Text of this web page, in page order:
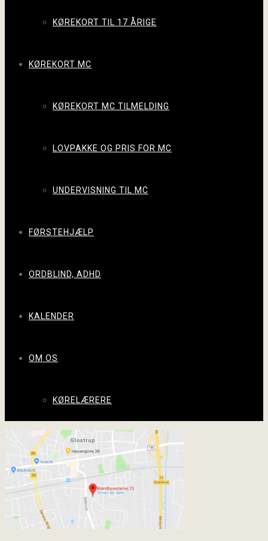
KØREKORT TIL 17 ÅRIGE
KØREKORT MC
KØREKORT MC TILMELDING
LOVPAKKE OG PRIS FOR MC
UNDERVISNING TIL MC
FØRSTEHJÆLP
ORDBLIND, ADHD
KALENDER
OM OS
KØRELÆRERE